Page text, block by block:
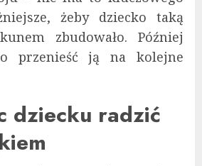
żeby dziecko taką
zbudowało. Później
przenieść ją na kolejne
dziecku radzić